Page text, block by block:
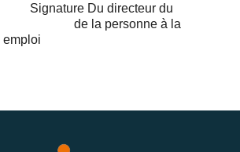
Du directeur du
de la personne à la
emploi